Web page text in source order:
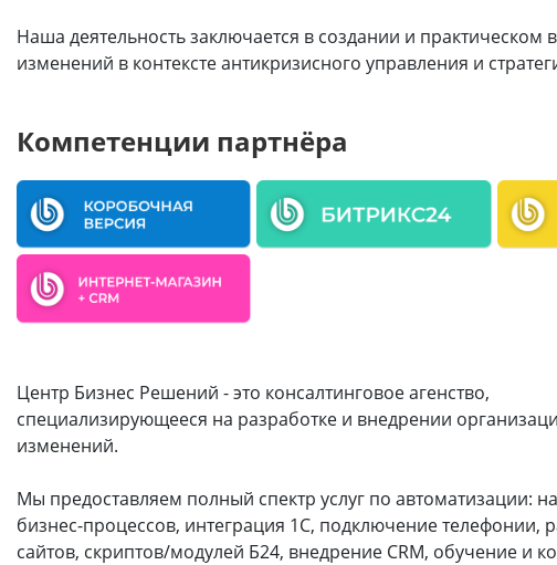
Наша деятельность заключается в создании и
изменений в контексте антикризисного управления и
Компетенции партнёра
Центр Бизнес Решений - это консалтинговое агенство,
специализирующееся на разработке и внедрении
изменений.
Мы предоставляем полный спектр услуг по автоматизации:
бизнес-процессов, интеграция 1С, подключение телефонии,
сайтов, скриптов/модулей Б24, внедрение CRM, обучение и